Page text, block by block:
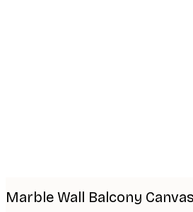
Marble Wall Balcony